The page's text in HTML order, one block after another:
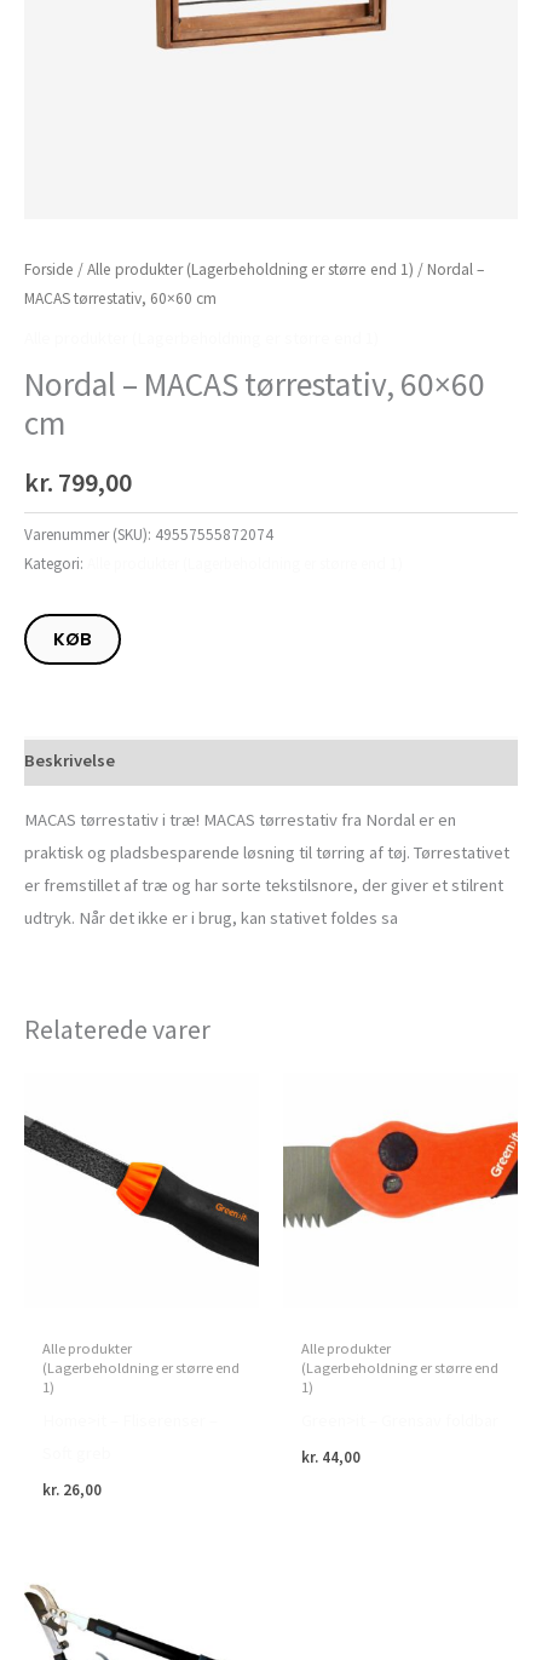
Forside /Alle produkter (Lagerbeholdning er større end 1) / Nordal –
MACAS tørrestativ, 60×60 cm
Nordal – MACAS tørrestativ, 60×60
cm
kr. 799,00
Varenummer (SKU): 49557555872074
Kategori:
KØB
Beskrivelse
MACAS tørrestativ i træ! MACAS tørrestativ fra Nordal er en
praktisk og pladsbesparende løsning til tørring af tøj. Tørrestativet
er fremstillet af træ og har sorte tekstilsnore, der giver et stilrent
udtryk. Når det ikke er i brug, kan stativet foldes sa
Relaterede varer
Alle produkter
(Lagerbeholdning er større end
1)
kr. 26,00
Alle produkter
(Lagerbeholdning er større end
1)
kr. 44,00